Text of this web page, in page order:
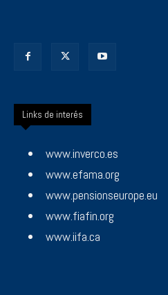
Links de interés
www.inverco.es
www.efama.org
www.pensionseurope.eu
www.fiafin.org
www.iifa.ca